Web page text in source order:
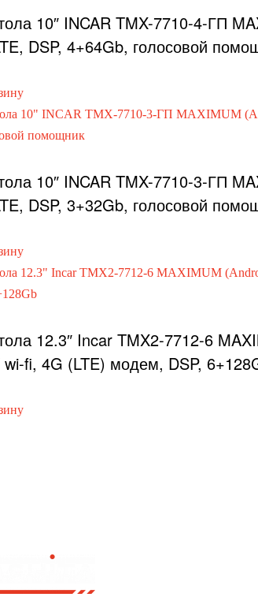
10″ INCAR TMX-7710-4-ГП
DSP, 4+64Gb, голосовой
10″ INCAR TMX-7710-3-ГП
DSP, 3+32Gb, голосовой
12.3″ Incar TMX2-7712-6
fi, 4G (LTE) модем, DSP,